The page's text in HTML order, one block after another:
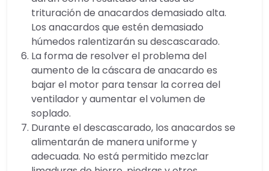
trituración de anacardos demasiado alta.
Los anacardos que estén demasiado
húmedos ralentizarán su descascarado.
La forma de resolver el problema del
aumento de la cáscara de anacardo es
bajar el motor para tensar la correa del
ventilador y aumentar el volumen de
soplado.
Durante el descascarado, los anacardos se
alimentarán de manera uniforme y
adecuada. No está permitido mezclar